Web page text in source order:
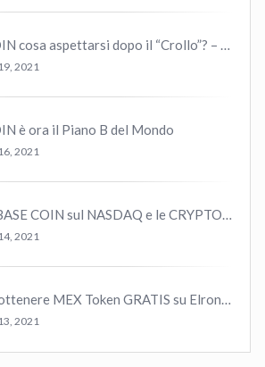
BITCOIN cosa aspettarsi dopo il “Crollo”? – CryptoMonday NEWS w16/’21
2021
è ora il Piano B del Mondo
2021
COINBASE COIN sul NASDAQ e le CRYPTO volano!
2021
Come ottenere MEX Token GRATIS su Elrond ?
2021